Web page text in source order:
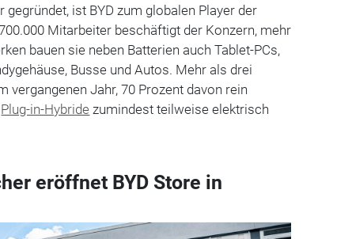
gegründet, ist BYD zum globalen Player der
Mitarbeiter beschäftigt der Konzern, mehr
bauen sie neben Batterien auch Tablet-PCs,
Busse und Autos. Mehr als drei
vergangenen Jahr, 70 Prozent davon rein
Plug-in-Hybride zumindest teilweise elektrisch
eröffnet BYD Store in